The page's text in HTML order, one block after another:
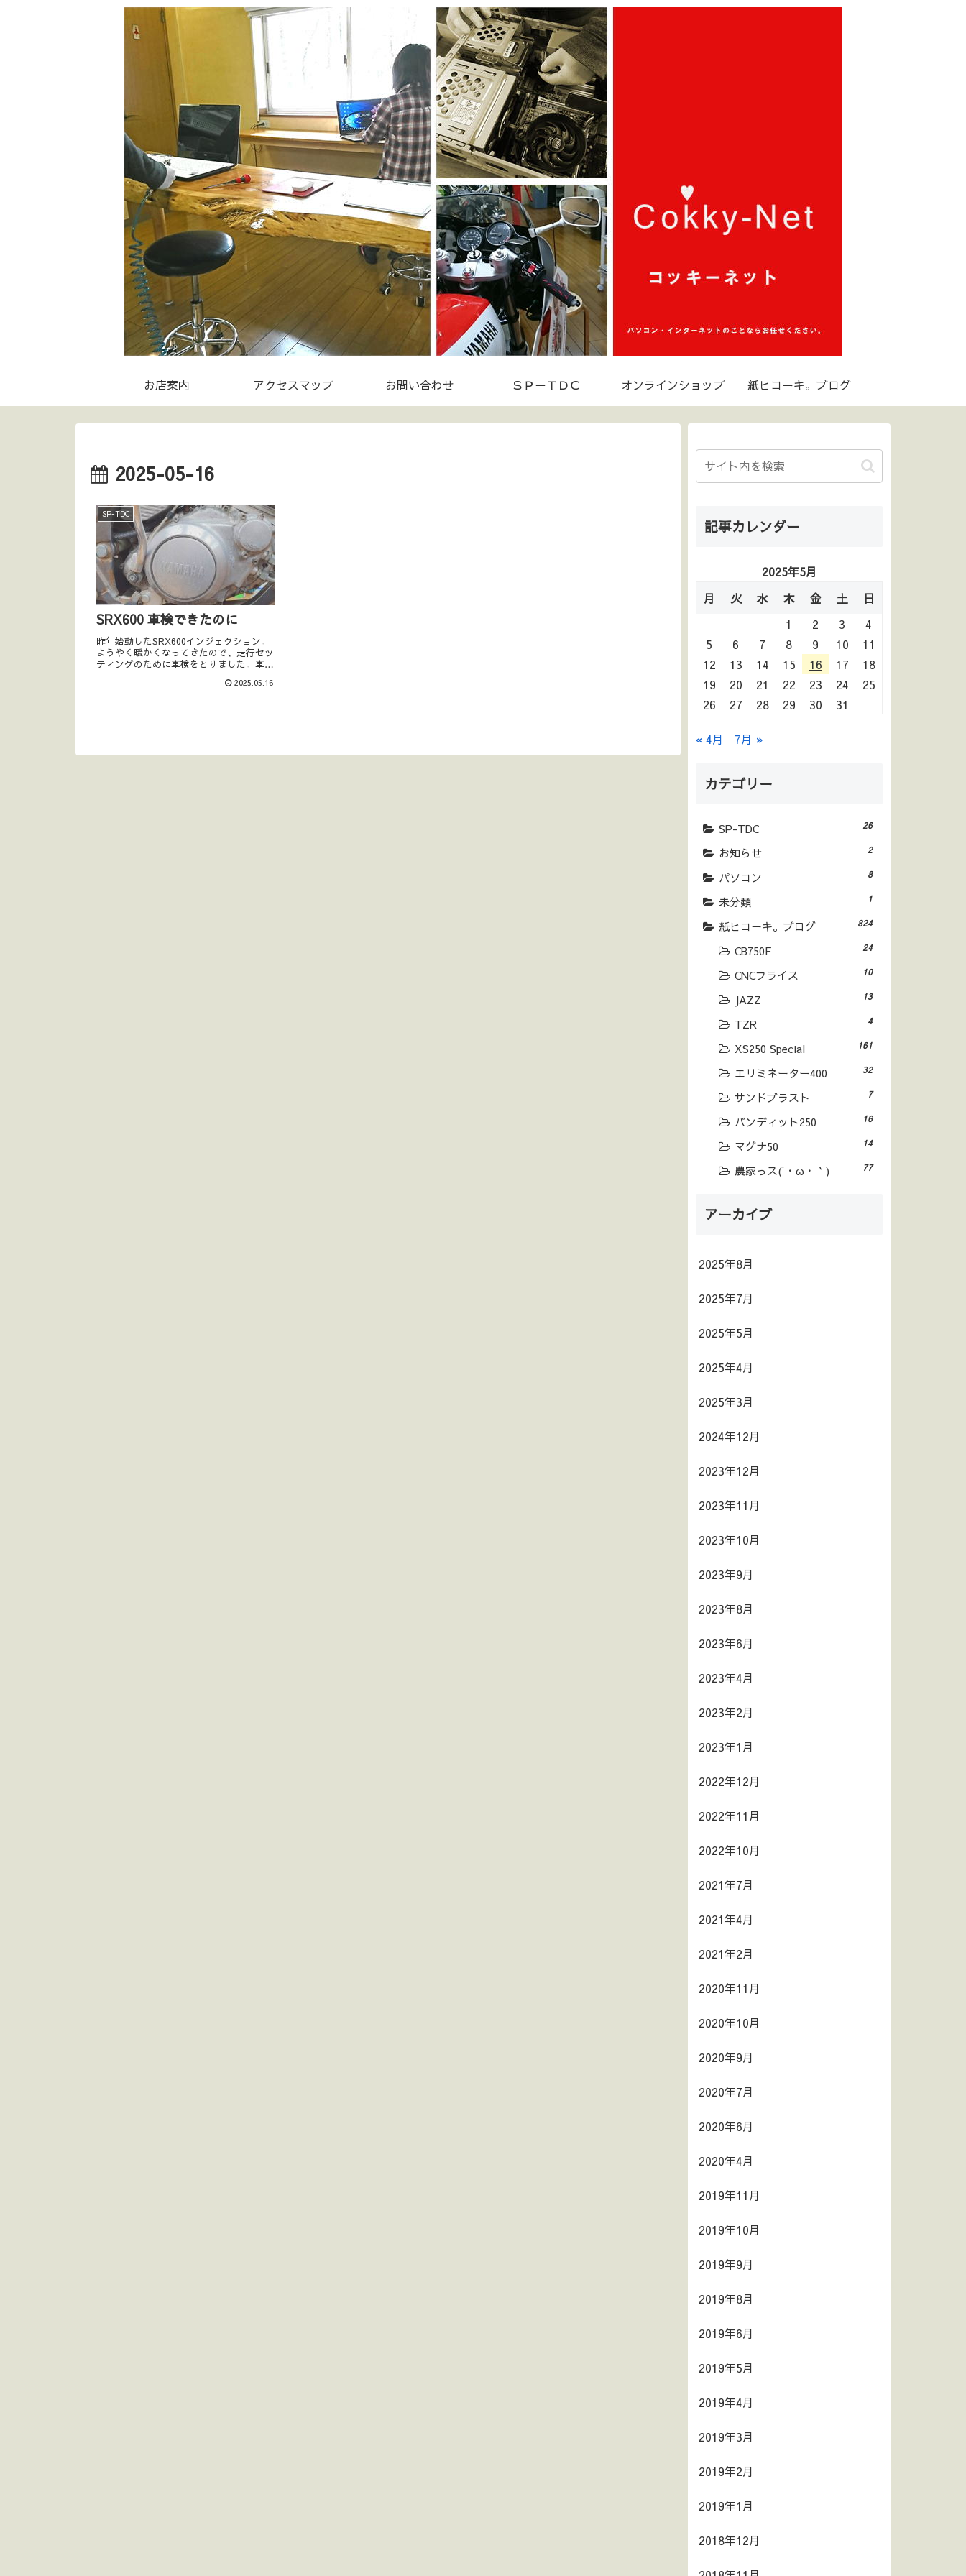
お店案内 アクセスマップ お問い合わせ ＳＰ－ＴＤＣ オンラインショップ 紙ヒコーキ。ブログ
2025-05-16
SP-TDC
SRX600 車検できたのに
昨年始動したSRX600インジェクション。
ようやく暖かくなってきたので、走行セッ
ティングのために車検をとりました。車屋
で、早速とりにいってきました。持ってい
くときは軽トラに積んで持って行ったけ
2025.05.16
記事カレンダー
2025年5月
月
火 水 木 金 土
日
1
2 3
4
5
6 7 8 9 10
11
12
13 14 15 16 17
18
19
20 21 22 23 24
25
26
27 28 29 30 31
« 4月 7月 »
カテゴリー
SP-TDC 26
お知らせ 2
パソコン 8
未分類 1
紙ヒコーキ。ブログ 824
CB750F 24
CNCフライス 10
JAZZ 13
TZR 4
XS250 Special 161
エリミネーター400 32
サンドブラスト 7
バンディット250 16
マグナ50 14
農家っス(´・ω・｀) 77
アーカイブ
2025年8月
2025年7月
2025年5月
2025年4月
2025年3月
2024年12月
2023年12月
2023年11月
2023年10月
2023年9月
2023年8月
2023年6月
2023年4月
2023年2月
2023年1月
2022年12月
2022年11月
2022年10月
2021年7月
2021年4月
2021年2月
2020年11月
2020年10月
2020年9月
2020年7月
2020年6月
2020年4月
2019年11月
2019年10月
2019年9月
2019年8月
2019年6月
2019年5月
2019年4月
2019年3月
2019年2月
2019年1月
2018年12月